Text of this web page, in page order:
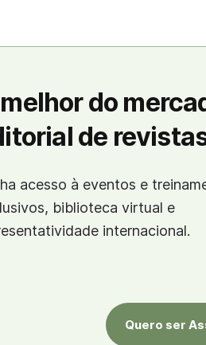
do
de
acesso à eventos e
biblioteca virtual e
internacional.
Quero ser